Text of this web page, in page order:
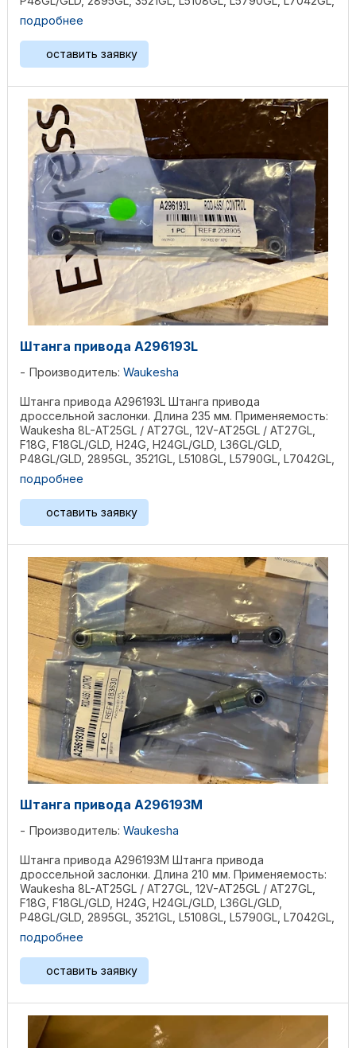
P5115GL, ...
подробнее
оставить заявку
Штанга привода А296193L
Производитель: Waukesha
Штанга привода А296193L Штанга привода
дроссельной заслонки. Длина 235 мм. Применяемость:
Waukesha 8L-AT25GL / AT27GL, 12V-AT25GL / AT27GL,
F18G, F18GL/GLD, H24G, H24GL/GLD, L36GL/GLD,
P48GL/GLD, 2895GL, 3521GL, L5108GL, L5790GL, L7042GL,
P5115GL, ...
подробнее
оставить заявку
Штанга привода А296193М
Производитель: Waukesha
Штанга привода А296193М Штанга привода
дроссельной заслонки. Длина 210 мм. Применяемость:
Waukesha 8L-AT25GL / AT27GL, 12V-AT25GL / AT27GL,
F18G, F18GL/GLD, H24G, H24GL/GLD, L36GL/GLD,
P48GL/GLD, 2895GL, 3521GL, L5108GL, L5790GL, L7042GL,
P5115GL, ...
подробнее
оставить заявку